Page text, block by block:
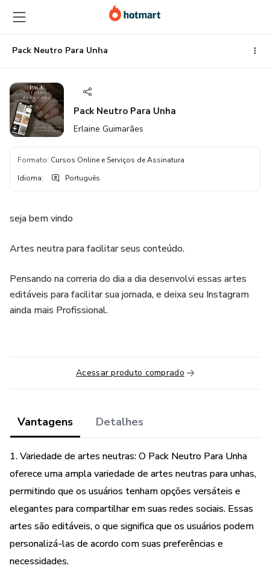
para
o
conteúdo
principal
para
o
pagamento
para
o
rodapé
Pack Neutro Para Unha
Pack Neutro Para Unha
Erlaine Guimarães
Formato: Cursos Online e Serviços de Assinatura
Idioma: Português
seja bem vindo
Artes neutra para facilitar seus conteúdo.
Pensando na correria do dia a dia desenvolvi essas artes
editáveis para facilitar sua jornada, e deixa seu Instagram
ainda mais Profissional.
Acessar produto comprado
Vantagens Detalhes
1. Variedade de artes neutras: O Pack Neutro Para Unha
oferece uma ampla variedade de artes neutras para unhas,
permitindo que os usuários tenham opções versáteis e
elegantes para compartilhar em suas redes sociais. Essas
artes são editáveis, o que significa que os usuários podem
personalizá-las de acordo com suas preferências e
necessidades.